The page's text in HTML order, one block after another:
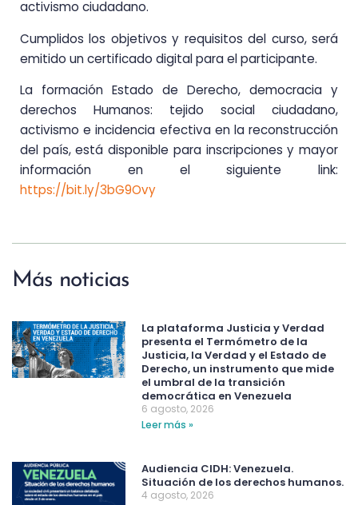
activismo ciudadano.
Cumplidos los objetivos y requisitos del curso, será
emitido un certificado digital para el participante.
La formación Estado de Derecho, democracia y
derechos Humanos: tejido social ciudadano,
activismo e incidencia efectiva en la reconstrucción
del país, está disponible para inscripciones y mayor
información en el siguiente link:
https://bit.ly/3bG9Ovy
Más noticias
La plataforma Justicia y Verdad
presenta el Termómetro de la
Justicia, la Verdad y el Estado de
Derecho, un instrumento que mide
el umbral de la transición
democrática en Venezuela
6 agosto, 2026
Leer más »
Audiencia CIDH: Venezuela.
Situación de los derechos humanos.
4 agosto, 2026